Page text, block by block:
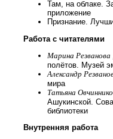
Там, на облаке.
приложение
Признание.
Работа с читателями
Марина
полётов. Музей
Александр
мира
Татьяна
Ашукинской.
библиотеки
Внутренняя работа